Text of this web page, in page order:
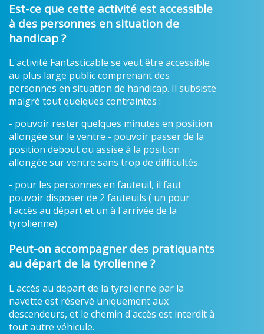
Est-ce que cette activité est accessible
à des personnes en situation de
handicap ?
L'activité Fantasticable se veut être accessible
au plus large public comprenant des
personnes en situation de handicap. Il subsiste
malgré tout quelques contraintes :
- pouvoir rester quelques minutes en position
allongée sur le ventre - pouvoir passer de la
position debout ou assise à la position
allongée sur ventre sans trop de difficultés.
- pour les personnes en fauteuil, il faut
pouvoir disposer de 2 fauteuils ( un pour
l'accès au départ et un à l'arrivée de la
tyrolienne).
Peut-on accompagner des pratiquants
au départ de la tyrolienne ?
L'accès au départ de la tyrolienne par la
navette est réservé uniquement aux
descendeurs, et le chemin d'accès est interdit à
tout autre véhicule.